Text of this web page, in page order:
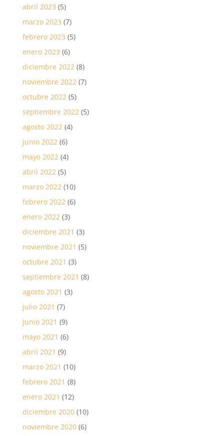
abril 2023 (5)
marzo 2023 (7)
febrero 2023 (5)
enero 2023 (6)
diciembre 2022 (8)
noviembre 2022 (7)
octubre 2022 (5)
septiembre 2022 (5)
agosto 2022 (4)
junio 2022 (6)
mayo 2022 (4)
abril 2022 (5)
marzo 2022 (10)
febrero 2022 (6)
enero 2022 (3)
diciembre 2021 (3)
noviembre 2021 (5)
octubre 2021 (3)
septiembre 2021 (8)
agosto 2021 (3)
julio 2021 (7)
junio 2021 (9)
mayo 2021 (6)
abril 2021 (9)
marzo 2021 (10)
febrero 2021 (8)
enero 2021 (12)
diciembre 2020(10)
noviembre 2020(6)